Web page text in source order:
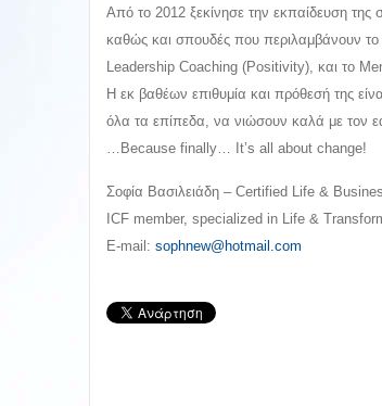
Από το 2012 ξεκίνησε την εκπαίδευση
καθώς και σπουδές που περιλαμβάνουν
Leadership Coaching (Positivity), και το
Η εκ βαθέων επιθυμία και πρόθεσή της
όλα τα επίπεδα, να νιώσουν καλά με τον
…Because finally… Ιt’s all about change!
Σοφία Βασιλειάδη – Certified Life &
ICF member, specialized in Life &
E-mail: sophnew@hotmail.com